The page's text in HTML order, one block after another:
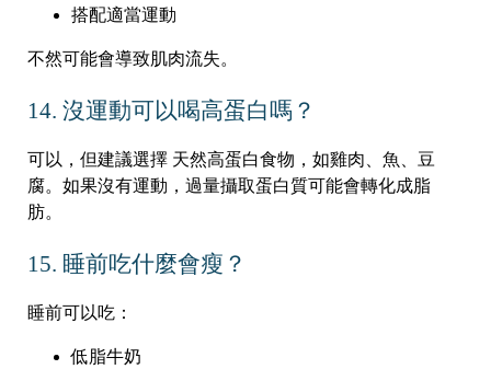
搭配適當運動
不然可能會導致肌肉流失。
14. 沒運動可以喝高蛋白嗎？
可以，但建議選擇 天然高蛋白食物，如雞肉、魚、豆
腐。如果沒有運動，過量攝取蛋白質可能會轉化成脂
肪。
15. 睡前吃什麼會瘦？
睡前可以吃：
低脂牛奶